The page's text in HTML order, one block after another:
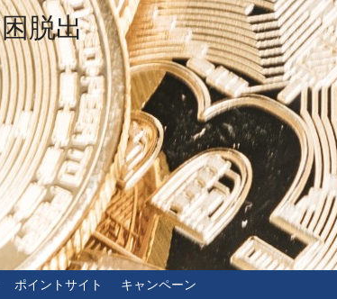
脱出
ポイントサイト キャンペーン